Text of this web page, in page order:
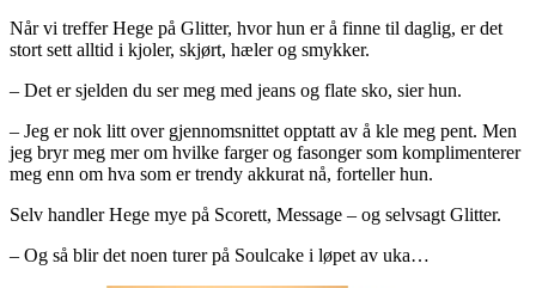
Når vi treffer Hege på Glitter, hvor hun er å finne til daglig, er det
stort sett alltid i kjoler, skjørt, hæler og smykker.
– Det er sjelden du ser meg med jeans og flate sko, sier hun.
– Jeg er nok litt over gjennomsnittet opptatt av å kle meg pent. Men
jeg bryr meg mer om hvilke farger og fasonger som komplimenterer
meg enn om hva som er trendy akkurat nå, forteller hun.
Selv handler Hege mye på Scorett, Message – og selvsagt Glitter.
– Og så blir det noen turer på Soulcake i løpet av uka…